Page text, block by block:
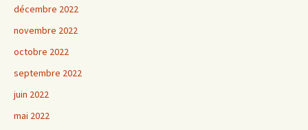
décembre 2022
novembre 2022
octobre 2022
septembre 2022
juin 2022
mai 2022